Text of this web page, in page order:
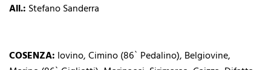
All.: Stefano Sanderra
COSENZA: Iovino, Cimino (86` Pedalino), Belgiovine,